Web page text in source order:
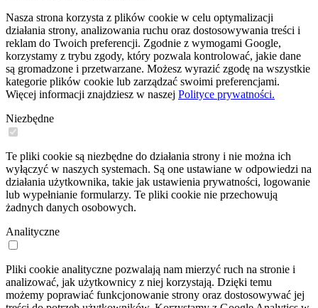
Nasza strona korzysta z plików cookie w celu optymalizacji
działania strony, analizowania ruchu oraz dostosowywania treści i
reklam do Twoich preferencji. Zgodnie z wymogami Google,
korzystamy z trybu zgody, który pozwala kontrolować, jakie dane
są gromadzone i przetwarzane. Możesz wyrazić zgodę na wszystkie
kategorie plików cookie lub zarządzać swoimi preferencjami.
Więcej informacji znajdziesz w naszej Polityce prywatności.
Niezbędne
Te pliki cookie są niezbędne do działania strony i nie można ich
wyłączyć w naszych systemach. Są one ustawiane w odpowiedzi na
działania użytkownika, takie jak ustawienia prywatności, logowanie
lub wypełnianie formularzy. Te pliki cookie nie przechowują
żadnych danych osobowych.
Analityczne
Pliki cookie analityczne pozwalają nam mierzyć ruch na stronie i
analizować, jak użytkownicy z niej korzystają. Dzięki temu
możemy poprawiać funkcjonowanie strony oraz dostosowywać jej